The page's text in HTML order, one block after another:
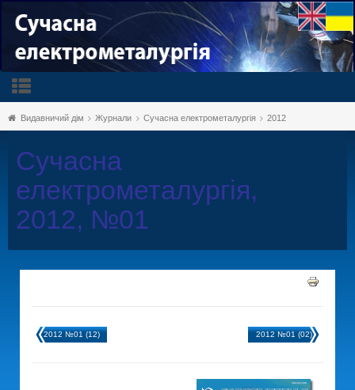
Видавничий дім Журнали Сучасна електрометалургія 2012
Сучасна
електрометалургія,
2012, №01
2012 №01 (12) 2012 №01 (02)